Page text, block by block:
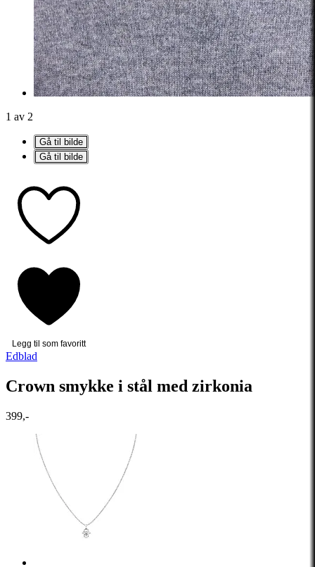
1 av 2
Gå til bilde
Gå til bilde
Legg til som favoritt
Edblad
Crown smykke i stål med zirkonia
399,-